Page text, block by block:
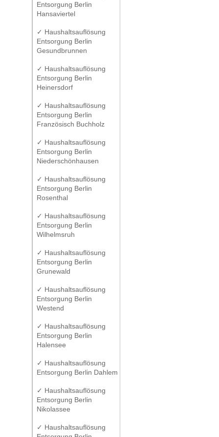
Entsorgung Berlin
Hansaviertel
✓ Haushaltsauflösung
Entsorgung Berlin
Gesundbrunnen
✓ Haushaltsauflösung
Entsorgung Berlin
Heinersdorf
✓ Haushaltsauflösung
Entsorgung Berlin
Französisch Buchholz
✓ Haushaltsauflösung
Entsorgung Berlin
Niederschönhausen
✓ Haushaltsauflösung
Entsorgung Berlin
Rosenthal
✓ Haushaltsauflösung
Entsorgung Berlin
Wilhelmsruh
✓ Haushaltsauflösung
Entsorgung Berlin
Grunewald
✓ Haushaltsauflösung
Entsorgung Berlin
Westend
✓ Haushaltsauflösung
Entsorgung Berlin
Halensee
✓ Haushaltsauflösung
Entsorgung Berlin Dahlem
✓ Haushaltsauflösung
Entsorgung Berlin
Nikolassee
✓ Haushaltsauflösung